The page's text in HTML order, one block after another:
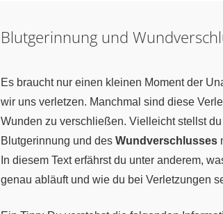
Blutgerinnung und
Es braucht nur einen kleinen Moment der
wir uns verletzen. Manchmal sind diese
Wunden zu verschließen. Vielleicht stellst
Blutgerinnung und des Wundverschlusses
In diesem Text erfährst du unter anderem,
genau abläuft und wie du bei Verletzungen